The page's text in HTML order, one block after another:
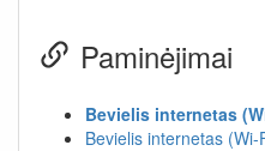
Paminėjimai
Bevielis internetas
Bevielis internetas (Wi-